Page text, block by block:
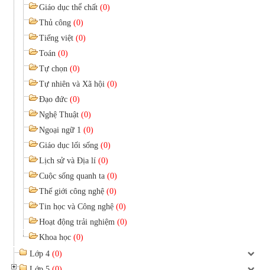
Giáo dục thể chất (0)
Thủ công (0)
Tiếng việt (0)
Toán (0)
Tự chọn (0)
Tự nhiên và Xã hội (0)
Đạo đức (0)
Nghệ Thuật (0)
Ngoại ngữ 1 (0)
Giáo dục lối sống (0)
Lịch sử và Địa lí (0)
Cuộc sống quanh ta (0)
Thế giới công nghệ (0)
Tin học và Công nghệ (0)
Hoạt động trải nghiệm (0)
Khoa học (0)
Lớp 4 (0)